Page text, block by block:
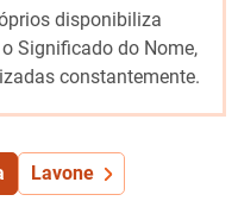
disponibiliza
Significado do Nome,
constantemente.
Lavone